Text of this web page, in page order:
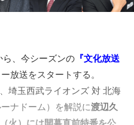
ーで参加し、坂本龍一の楽
View Point」では映像に
ときたところで、「Turn
い上げた「Thatness And
たちの姿が印象的だった。
「あなたがいるな
た山地美紗子アナウンサー
ファーストフード店を復活
て、町の復興に力を尽くす
た脱サラ男性らに、地元ラ
の目線でインタビューマイ
、今シーズンの 『文化放送
放送をスタートする。
、埼玉西武ライオンズ 対 北海
ナドーム）を解説に渡辺久
火）には開幕直前特番を公